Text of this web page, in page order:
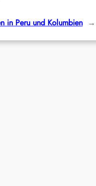
in Peru und Kolumbien →